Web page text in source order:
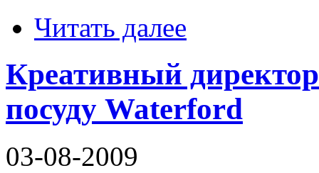
Читать далее
Креативный
посуду Waterford
03-08-2009